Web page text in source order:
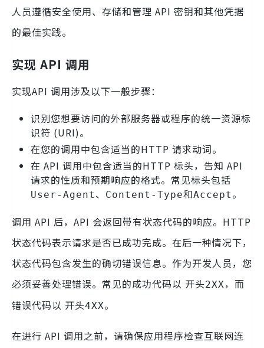
人员遵循安全使用、存储和管理 API 密钥和其他凭据
的最佳实践。
实现 API 调用
实现API 调用涉及以下一般步骤：
识别您想要访问的外部服务器或程序的统一资源标
识符 (URI)。
在您的调用中包含适当的HTTP 请求动词。
在 API 调用中包含适当的HTTP 标头，告知 API
请求的性质和预期响应的格式。常见标头包括
User-Agent 、 Content-Type和Accept 。
调用 API 后，API 会返回带有状态代码的响应。HTTP
状态代码表示请求是否已成功完成。在后一种情况下，
状态代码包含发生的确切错误信息。作为开发人员，您
必须妥善处理错误。常见的成功代码以 开头2XX ，而
错误代码以 开头4XX。
在进行 API 调用之前，请确保应用程序检查互联网连